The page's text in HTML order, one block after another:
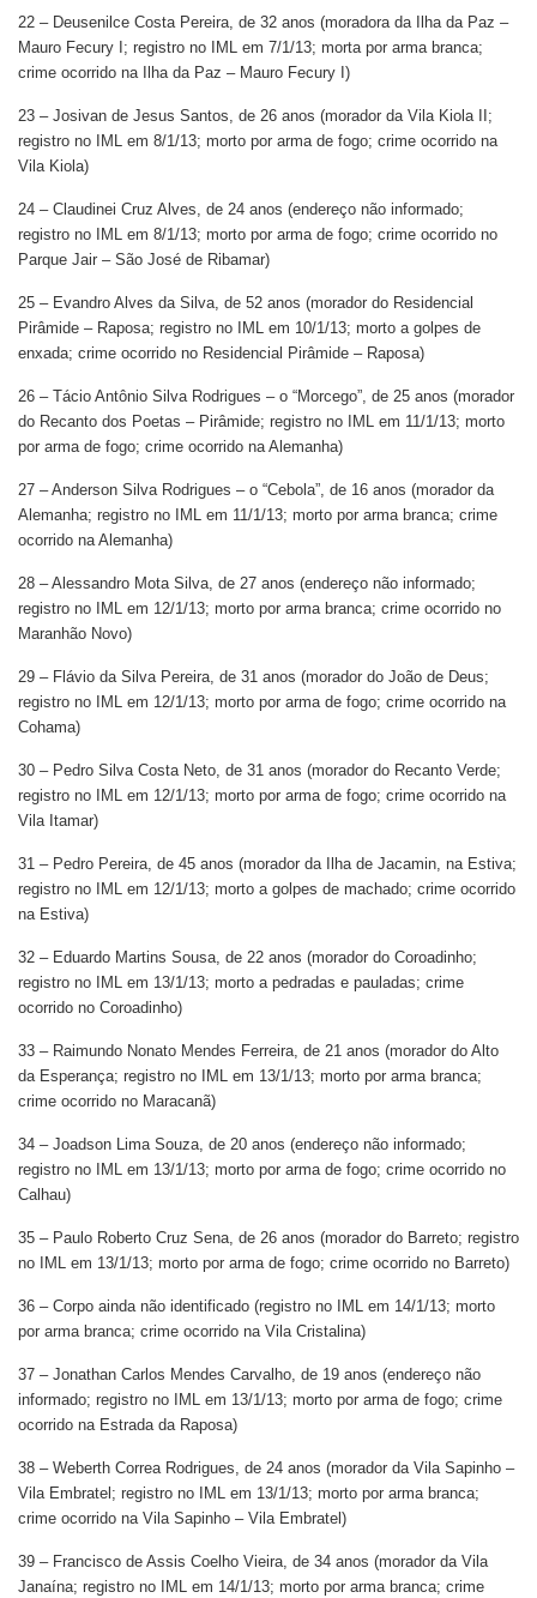
22 – Deusenilce Costa Pereira, de 32 anos (moradora da Ilha da Paz –
Mauro Fecury I; registro no IML em 7/1/13; morta por arma branca;
crime ocorrido na Ilha da Paz – Mauro Fecury I)
23 – Josivan de Jesus Santos, de 26 anos (morador da Vila Kiola II;
registro no IML em 8/1/13; morto por arma de fogo; crime ocorrido na
Vila Kiola)
24 – Claudinei Cruz Alves, de 24 anos (endereço não informado;
registro no IML em 8/1/13; morto por arma de fogo; crime ocorrido no
Parque Jair – São José de Ribamar)
25 – Evandro Alves da Silva, de 52 anos (morador do Residencial
Pirâmide – Raposa; registro no IML em 10/1/13; morto a golpes de
enxada; crime ocorrido no Residencial Pirâmide – Raposa)
26 – Tácio Antônio Silva Rodrigues – o “Morcego”, de 25 anos (morador
do Recanto dos Poetas – Pirâmide; registro no IML em 11/1/13; morto
por arma de fogo; crime ocorrido na Alemanha)
27 – Anderson Silva Rodrigues – o “Cebola”, de 16 anos (morador da
Alemanha; registro no IML em 11/1/13; morto por arma branca; crime
ocorrido na Alemanha)
28 – Alessandro Mota Silva, de 27 anos (endereço não informado;
registro no IML em 12/1/13; morto por arma branca; crime ocorrido no
Maranhão Novo)
29 – Flávio da Silva Pereira, de 31 anos (morador do João de Deus;
registro no IML em 12/1/13; morto por arma de fogo; crime ocorrido na
Cohama)
30 – Pedro Silva Costa Neto, de 31 anos (morador do Recanto Verde;
registro no IML em 12/1/13; morto por arma de fogo; crime ocorrido na
Vila Itamar)
31 – Pedro Pereira, de 45 anos (morador da Ilha de Jacamin, na Estiva;
registro no IML em 12/1/13; morto a golpes de machado; crime ocorrido
na Estiva)
32 – Eduardo Martins Sousa, de 22 anos (morador do Coroadinho;
registro no IML em 13/1/13; morto a pedradas e pauladas; crime
ocorrido no Coroadinho)
33 – Raimundo Nonato Mendes Ferreira, de 21 anos (morador do Alto
da Esperança; registro no IML em 13/1/13; morto por arma branca;
crime ocorrido no Maracanã)
34 – Joadson Lima Souza, de 20 anos (endereço não informado;
registro no IML em 13/1/13; morto por arma de fogo; crime ocorrido no
Calhau)
35 – Paulo Roberto Cruz Sena, de 26 anos (morador do Barreto; registro
no IML em 13/1/13; morto por arma de fogo; crime ocorrido no Barreto)
36 – Corpo ainda não identificado (registro no IML em 14/1/13; morto
por arma branca; crime ocorrido na Vila Cristalina)
37 – Jonathan Carlos Mendes Carvalho, de 19 anos (endereço não
informado; registro no IML em 13/1/13; morto por arma de fogo; crime
ocorrido na Estrada da Raposa)
38 – Weberth Correa Rodrigues, de 24 anos (morador da Vila Sapinho –
Vila Embratel; registro no IML em 13/1/13; morto por arma branca;
crime ocorrido na Vila Sapinho – Vila Embratel)
39 – Francisco de Assis Coelho Vieira, de 34 anos (morador da Vila
Janaína; registro no IML em 14/1/13; morto por arma branca; crime